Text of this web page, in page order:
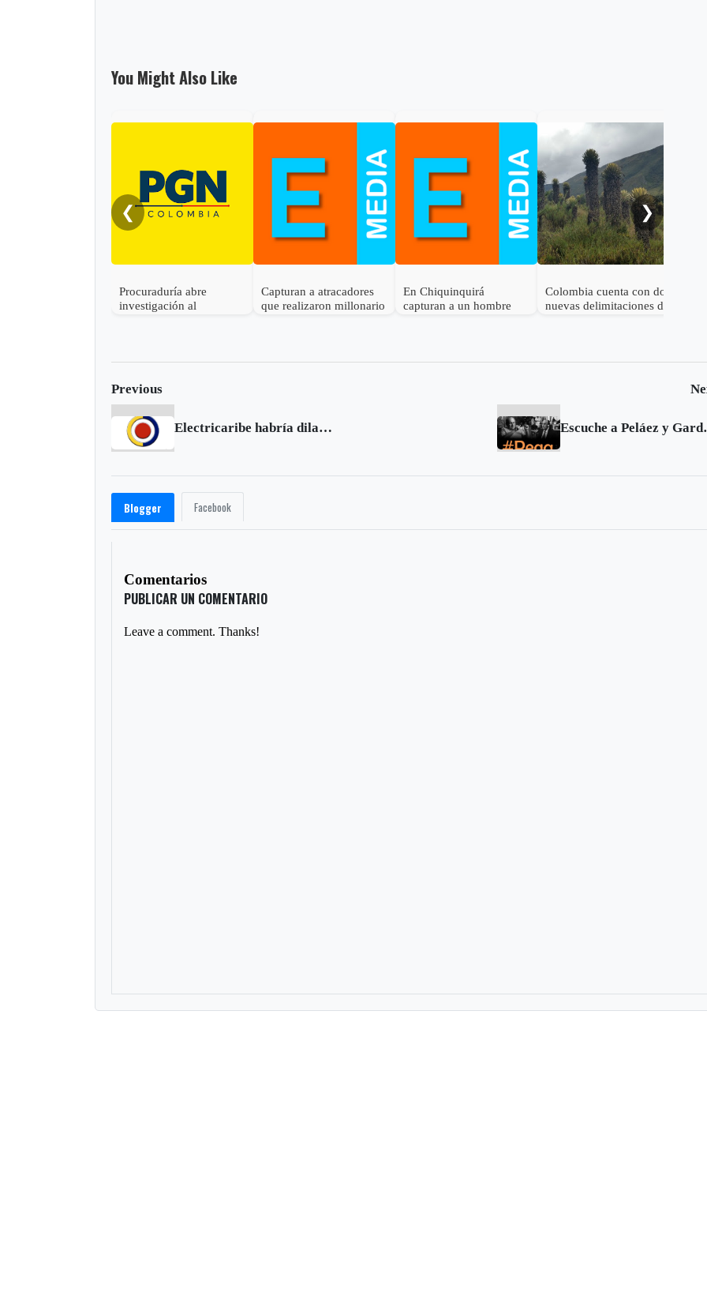
You Might Also Like
❮
Procuraduría abre
investigación al
política
Capturan a atracadores
que realizaron millonario
En Chiquinquirá
capturan a un hombre
Colombia cuenta con dos
nuevas delimitaciones de
❯
Previous
Electricaribe habría dilapidado $65.732 millones de recursos públicos: Contraloría Escuche a
Blogger Facebook
Comentarios
PUBLICAR UN COMENTARIO
Leave a comment. Thanks!